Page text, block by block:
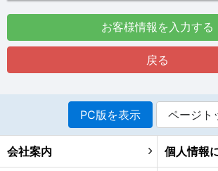
お客様情報を入力する
戻る
PC版を表示 ページト
会社案内 個人情報